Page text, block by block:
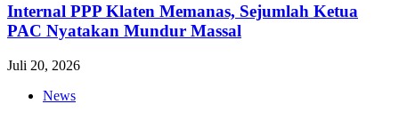
Internal PPP Klaten Memanas, Sejumlah Ketua
PAC Nyatakan Mundur Massal
Juli 20, 2026
News